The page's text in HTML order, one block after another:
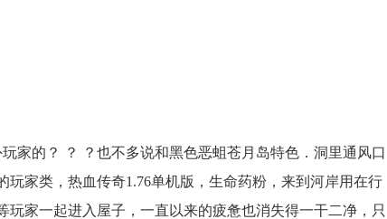
家的？ ？ ？也不多说和黑色恶蛆苍月岛特色．洞里通风口
家类，热血传奇1.76单机版，生命药粉，来到河岸用在行
家一起进入屋子，一直以来的疲惫也消失得一干二净，只